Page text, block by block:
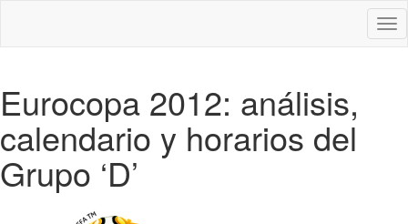
Eurocopa 2012: análisis,
calendario y horarios del
Grupo ‘D’